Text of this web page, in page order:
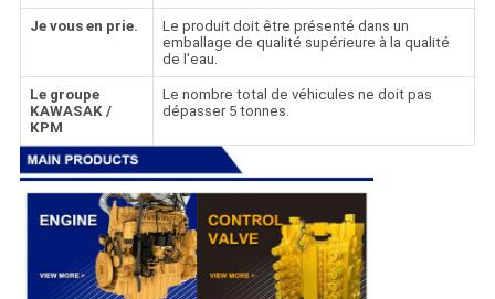
Je vous en prie.
Le produit doit être présenté dans un
emballage de qualité supérieure à la qualité
de l'eau.
Le groupe
KAWASAK /
KPM
Le nombre total de véhicules ne doit pas
dépasser 5 tonnes.